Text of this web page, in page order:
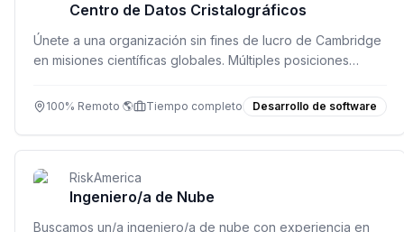
Centro de Datos Cristalográficos
Únete a una organización sin fines de lucro de Cambridge
en misiones científicas globales. Múltiples posiciones
100% remoto.
100% Remoto 🌎 Tiempo completo Desarrollo de software
RiskAmerica
Ingeniero/a de Nube
Buscamos un/a ingeniero/a de nube con experiencia en